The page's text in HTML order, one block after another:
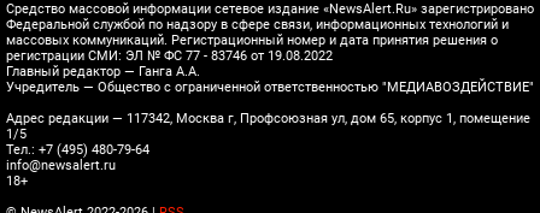
Средство массовой информации сетевое издание «NewsAlert.Ru» зарегистрировано
Федеральной службой по надзору в сфере связи, информационных технологий и
массовых коммуникаций. Регистрационный номер и дата принятия решения о
регистрации СМИ: ЭЛ № ФС 77 - 83746 от 19.08.2022
Главный редактор — Ганга А.А.
Учредитель — Общество с ограниченной ответственностью "МЕДИАВОЗДЕЙСТВИЕ"
Адрес редакции — 117342, Москва г, Профсоюзная ул, дом 65, корпус 1, помещение
1/5
Тел.: +7 (495) 480-79-64
info@newsalert.ru
18+